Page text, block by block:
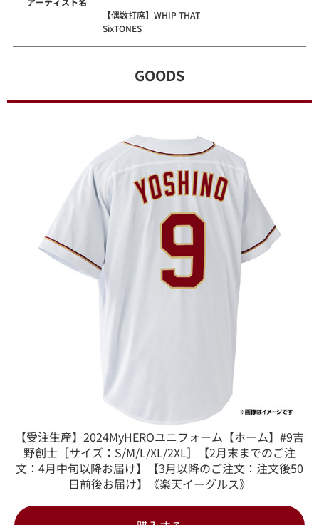
【偶数打席】WHIP THAT
SixTONES
GOODS
【受注生産】2024MyHEROユニフォーム【ホーム】#9吉
野創士［サイズ：S/M/L/XL/2XL］【2月末までのご注
文：4月中旬以降お届け】【3月以降のご注文：注文後50
日前後お届け】《楽天イーグルス》